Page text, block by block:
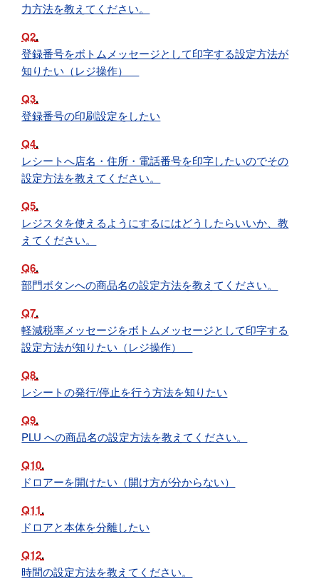
力方法を教えてください。
Q2
登録番号をボトムメッセージとして印字する設定方法が
知りたい（レジ操作）
Q3
登録番号の印刷設定をしたい
Q4
レシートへ店名・住所・電話番号を印字したいのでその
設定方法を教えてください。
Q5
レジスタを使えるようにするにはどうしたらいいか、教
えてください。
Q6
部門ボタンへの商品名の設定方法を教えてください。
Q7
軽減税率メッセージをボトムメッセージとして印字する
設定方法が知りたい（レジ操作）
Q8
レシートの発行/停止を行う方法を知りたい
Q9
PLU への商品名の設定方法を教えてください。
Q10
ドロアーを開けたい（開け方が分からない）
Q11
ドロアと本体を分離したい
Q12
時間の設定方法を教えてください。